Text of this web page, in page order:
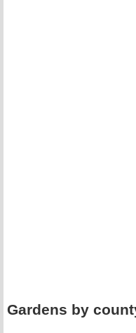
Gardens by